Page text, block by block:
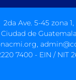
2da Ave. 5-45 zona 1,
Ciudad de Guatemala
7400 - EIN / NIT